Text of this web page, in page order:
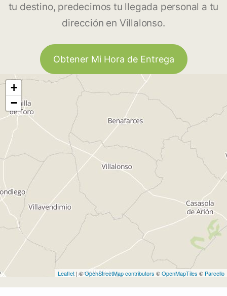
tu destino, predecimos tu llegada personal a tu
dirección en Villalonso.
Obtener Mi Hora de Entrega
+
−
Leaflet | ©OpenStreetMap contributors ©OpenMapTiles © Parcello